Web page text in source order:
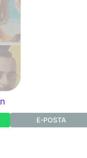
E-POSTA